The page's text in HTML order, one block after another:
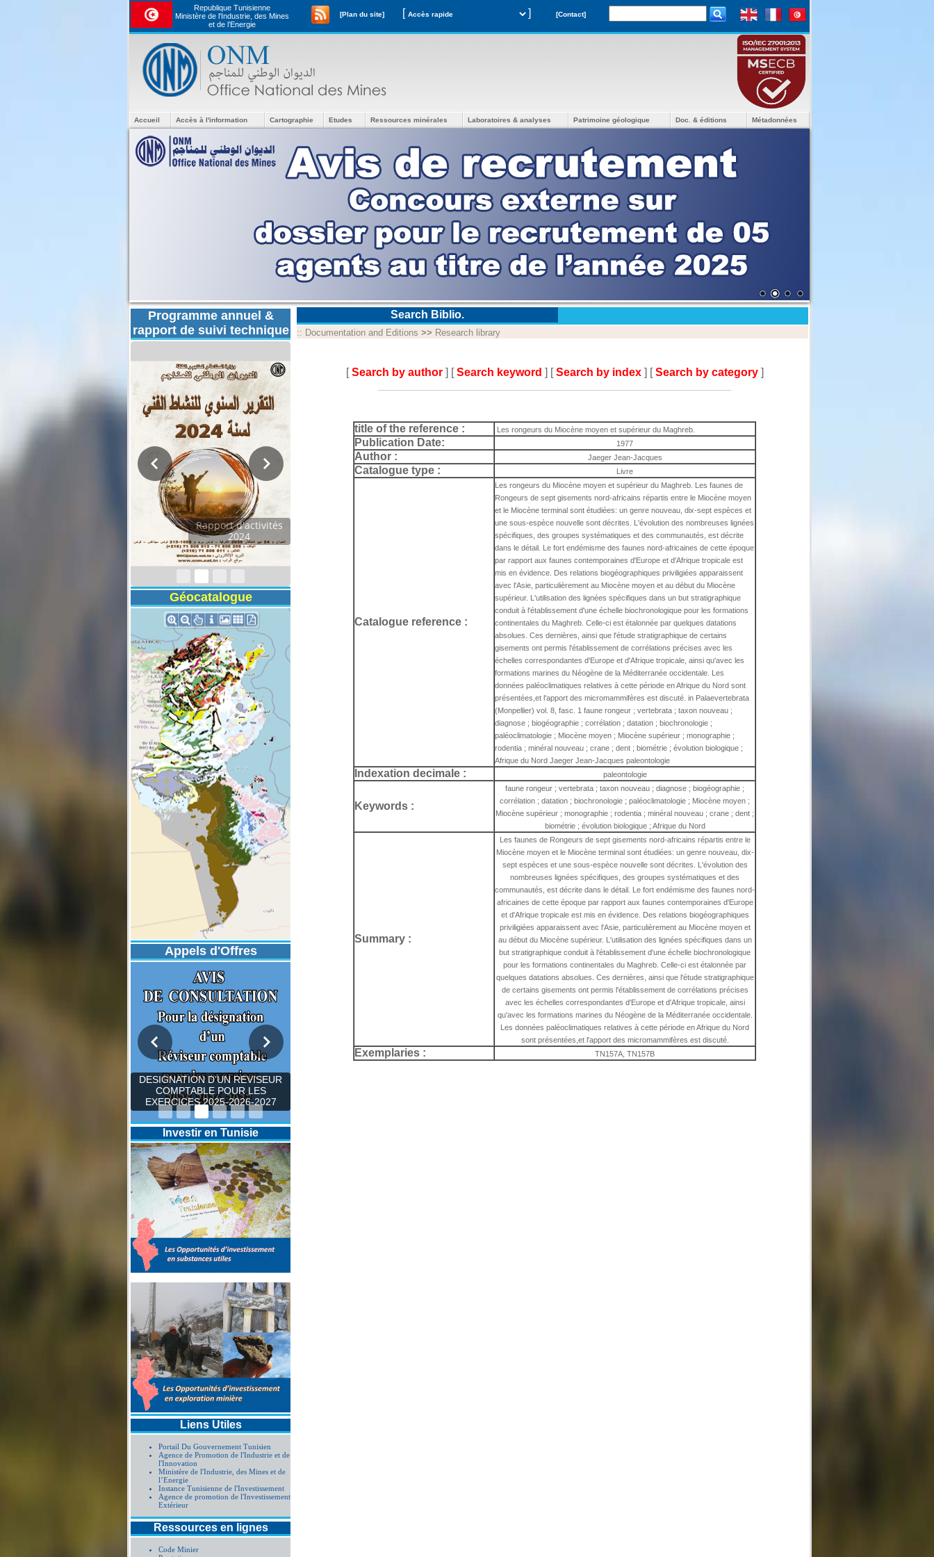
Republique Tunisienne
Ministère de l'Industrie, des Mines
et de l’Energie
[Plan du site] [ ] [Contact]
Accueil Accès à l'information Cartographie Etudes Ressources minérales Laboratoires & analyses Patrimoine géologique Doc. & éditions Métadonnées
Programme annuel &
rapport de suivi technique
Rapport d'activités
2024
Géocatalogue
Appels d'Offres
DESIGNATION D’UN REVISEUR
COMPTABLE POUR LES
EXERCICES 2025-2026-2027
Investir en Tunisie
Liens Utiles
Portail Du Gouvernement Tunisien
Agence de Promotion de l'Industrie et de
l'Innovation
Ministère de l'Industrie, des Mines et de
l’Energie
Instance Tunisienne de l'Investissement
Agence de promotion de l'Investissement
Extérieur
Ressources en lignes
Code Minier
Search Biblio.
:: Documentation and Editions >> Research library
[Search by author ] [Search keyword ] [Search by index ] [Search by category ]
title of the reference : Les rongeurs du Miocène moyen et supérieur du Maghreb.
Publication Date: 1977
Author : Jaeger Jean-Jacques
Catalogue type : Livre
Catalogue reference :
Les rongeurs du Miocène moyen et supérieur du Maghreb. Les faunes de
Rongeurs de sept gisements nord-africains répartis entre le Miocène moyen
et le Miocène terminal sont étudiées: un genre nouveau, dix-sept espèces et
une sous-espèce nouvelle sont décrites. L'évolution des nombreuses lignées
spécifiques, des groupes systématiques et des communautés, est décrite
dans le détail. Le fort endémisme des faunes nord-africaines de cette époque
par rapport aux faunes contemporaines d'Europe et d'Afrique tropicale est
mis en évidence. Des relations biogéographiques priviligiées apparaissent
avec l'Asie, particulièrement au Miocène moyen et au début du Miocène
supérieur. L'utilisation des lignées spécifiques dans un but stratigraphique
conduit à l'établissement d'une échelle biochronologique pour les formations
continentales du Maghreb. Celle-ci est étalonnée par quelques datations
absolues. Ces dernières, ainsi que l'étude stratigraphique de certains
gisements ont permis l'établissement de corrélations précises avec les
échelles correspondantes d'Europe et d'Afrique tropicale, ainsi qu'avec les
formations marines du Néogène de la Méditerranée occidentale. Les
données paléoclimatiques relatives à cette période en Afrique du Nord sont
présentées,et l'apport des micromammifères est discuté. in Palaevertebrata
(Monpellier) vol. 8, fasc. 1 faune rongeur ; vertebrata ; taxon nouveau ;
diagnose ; biogéographie ; corrélation ; datation ; biochronologie ;
paléoclimatologie ; Miocène moyen ; Miocène supérieur ; monographie ;
rodentia ; minéral nouveau ; crane ; dent ; biométrie ; évolution biologique ;
Afrique du Nord Jaeger Jean-Jacques paleontologie
Indexation decimale : paleontologie
Keywords :
faune rongeur ; vertebrata ; taxon nouveau ; diagnose ; biogéographie ;
corrélation ; datation ; biochronologie ; paléoclimatologie ; Miocène moyen ;
Miocène supérieur ; monographie ; rodentia ; minéral nouveau ; crane ; dent ;
biométrie ; évolution biologique ; Afrique du Nord
Summary :
Les faunes de Rongeurs de sept gisements nord-africains répartis entre le
Miocène moyen et le Miocène terminal sont étudiées: un genre nouveau, dix-
sept espèces et une sous-espèce nouvelle sont décrites. L'évolution des
nombreuses lignées spécifiques, des groupes systématiques et des
communautés, est décrite dans le détail. Le fort endémisme des faunes nord-
africaines de cette époque par rapport aux faunes contemporaines d'Europe
et d'Afrique tropicale est mis en évidence. Des relations biogéographiques
priviligiées apparaissent avec l'Asie, particulièrement au Miocène moyen et
au début du Miocène supérieur. L'utilisation des lignées spécifiques dans un
but stratigraphique conduit à l'établissement d'une échelle biochronologique
pour les formations continentales du Maghreb. Celle-ci est étalonnée par
quelques datations absolues. Ces dernières, ainsi que l'étude stratigraphique
de certains gisements ont permis l'établissement de corrélations précises
avec les échelles correspondantes d'Europe et d'Afrique tropicale, ainsi
qu'avec les formations marines du Néogène de la Méditerranée occidentale.
Les données paléoclimatiques relatives à cette période en Afrique du Nord
sont présentées,et l'apport des micromammifères est discuté.
Exemplaries : TN157A, TN157B